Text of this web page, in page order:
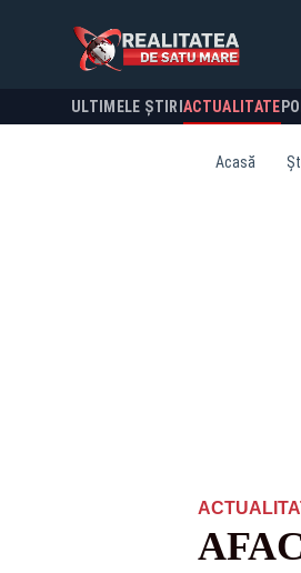
ULTIMELE ȘTIRI ACTUALITATE
Acasă